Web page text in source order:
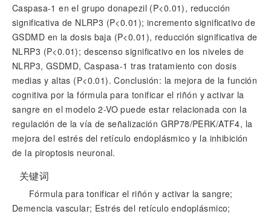
Caspasa-1 en el grupo donapezil (P<0.01), reducción
significativa de NLRP3 (P<0.01); incremento significativo de
GSDMD en la dosis baja (P<0.01), reducción significativa de
NLRP3 (P<0.01); descenso significativo en los niveles de
NLRP3, GSDMD, Caspasa-1 tras tratamiento con dosis
medias y altas (P<0.01). Conclusión: la mejora de la función
cognitiva por la fórmula para tonificar el riñón y activar la
sangre en el modelo 2-VO puede estar relacionada con la
regulación de la vía de señalización GRP78/PERK/ATF4, la
mejora del estrés del retículo endoplásmico y la inhibición
de la piroptosis neuronal.
关键词
Fórmula para tonificar el riñón y activar la sangre;
Demencia vascular; Estrés del retículo endoplásmico;